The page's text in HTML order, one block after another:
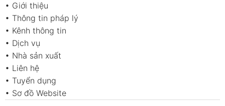
• Giới thiệu
• Thông tin pháp lý
• Kênh thông tin
• Dịch vụ
• Nhà sản xuất
• Liên hệ
• Tuyển dụng
• Sơ đồ Website